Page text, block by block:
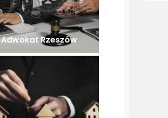
Adwokat Rzeszów